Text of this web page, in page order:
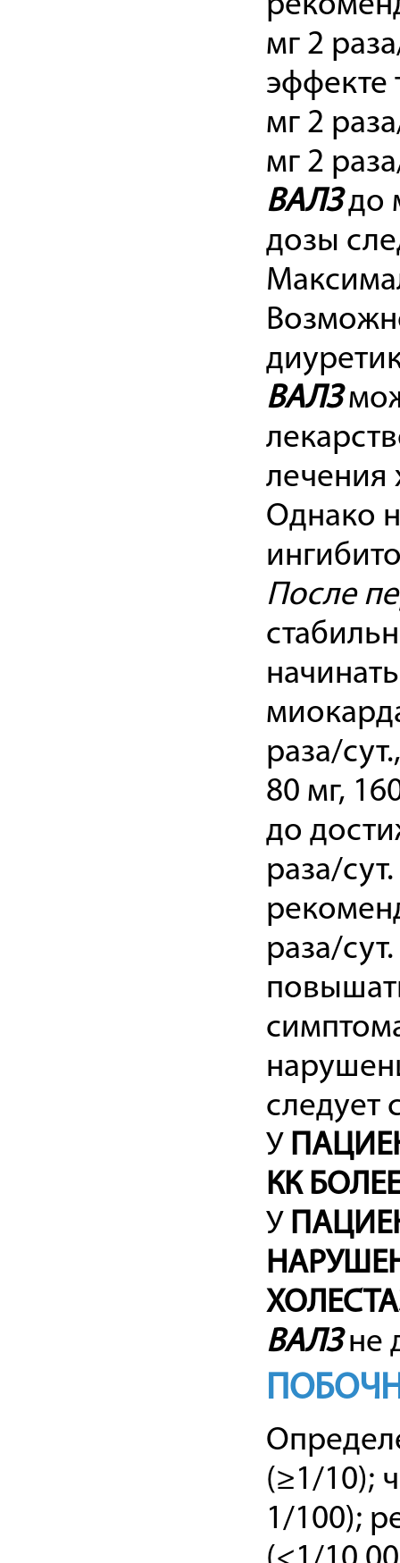
мг 2
эффекте
мг 2
мг 2
ВАЛЗдо
дозы
ВАЛЗ
лечения
Однако
После
раза/
80 мг,
до
раза/
раза/
следует
У
КК
У
ВАЛЗне
(≥1/10);
1/100);